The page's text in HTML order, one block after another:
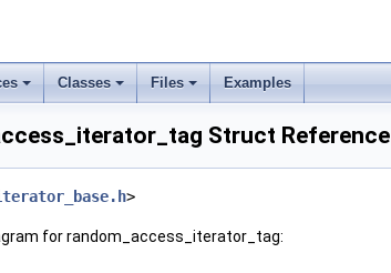
Classes Files Examples
Struct Reference
>
for random_access_iterator_tag: